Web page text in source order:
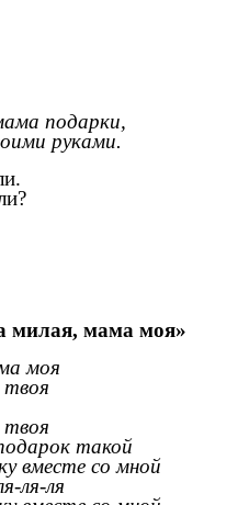
подарки,
руками.
мама моя»
моя
твоя
твоя
такой
вместе со мной
ля-ля